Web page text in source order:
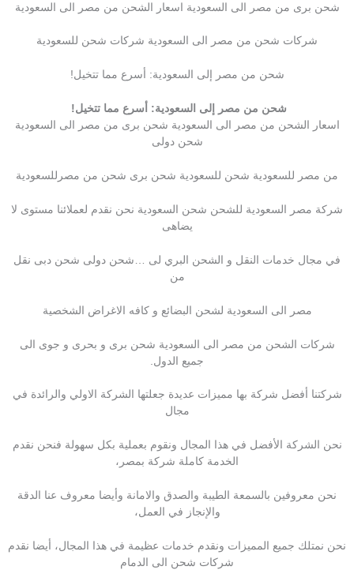
شحن برى من مصر الى السعودية اسعار الشحن من مصر الى السعودية
شركات شحن من مصر الى السعودية شركات شحن للسعودية
شحن من مصر إلى السعودية: أسرع مما تتخيل!
شحن من مصر إلى السعودية: أسرع مما تتخيل!
اسعار الشحن من مصر الى السعودية شحن برى من مصر الى السعودية
شحن دولى
من مصر للسعودية شحن للسعودية شحن برى شحن من مصرللسعودية
شركة مصر السعودية للشحن شحن السعودية نحن نقدم لعملائنا مستوى لا
يضاهى
في مجال خدمات النقل و الشحن البري لى …شحن دولى شحن دبى نقل
من
مصر الى السعودية لشحن البضائع و كافه الاغراض الشخصية
شركات الشحن من مصر الى السعودية شحن برى و بحرى و جوى الى
جميع الدول.
شركتنا أفضل شركة بها مميزات عديدة جعلتها الشركة الاولي والرائدة في
مجال
نحن الشركة الأفضل في هذا المجال ونقوم بعملية بكل سهولة فنحن نقدم
الخدمة كاملة شركة بمصر،
نحن معروفين بالسمعة الطيبة والصدق والامانة وأيضا معروف عنا الدقة
والإنجاز في العمل،
نحن نمتلك جميع المميزات ونقدم خدمات عظيمة في هذا المجال، أيضا نقدم
شركات شحن الى الدمام